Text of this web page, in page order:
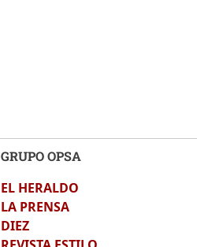
GRUPO OPSA
EL HERALDO
LA PRENSA
DIEZ